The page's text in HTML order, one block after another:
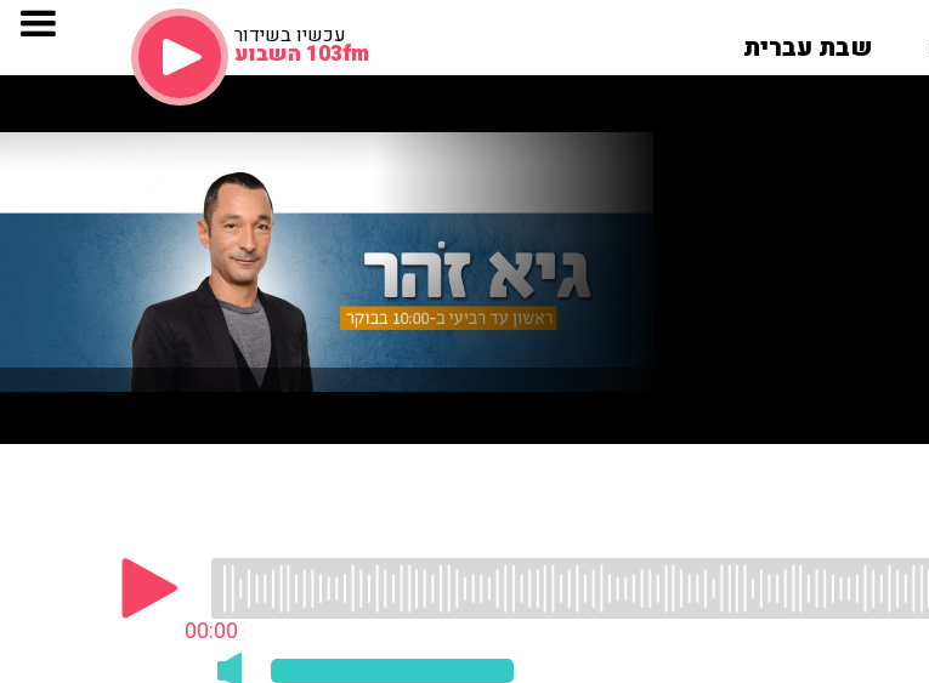
שבת עברית עכשיו בשידור
103fm השבוע
00:00